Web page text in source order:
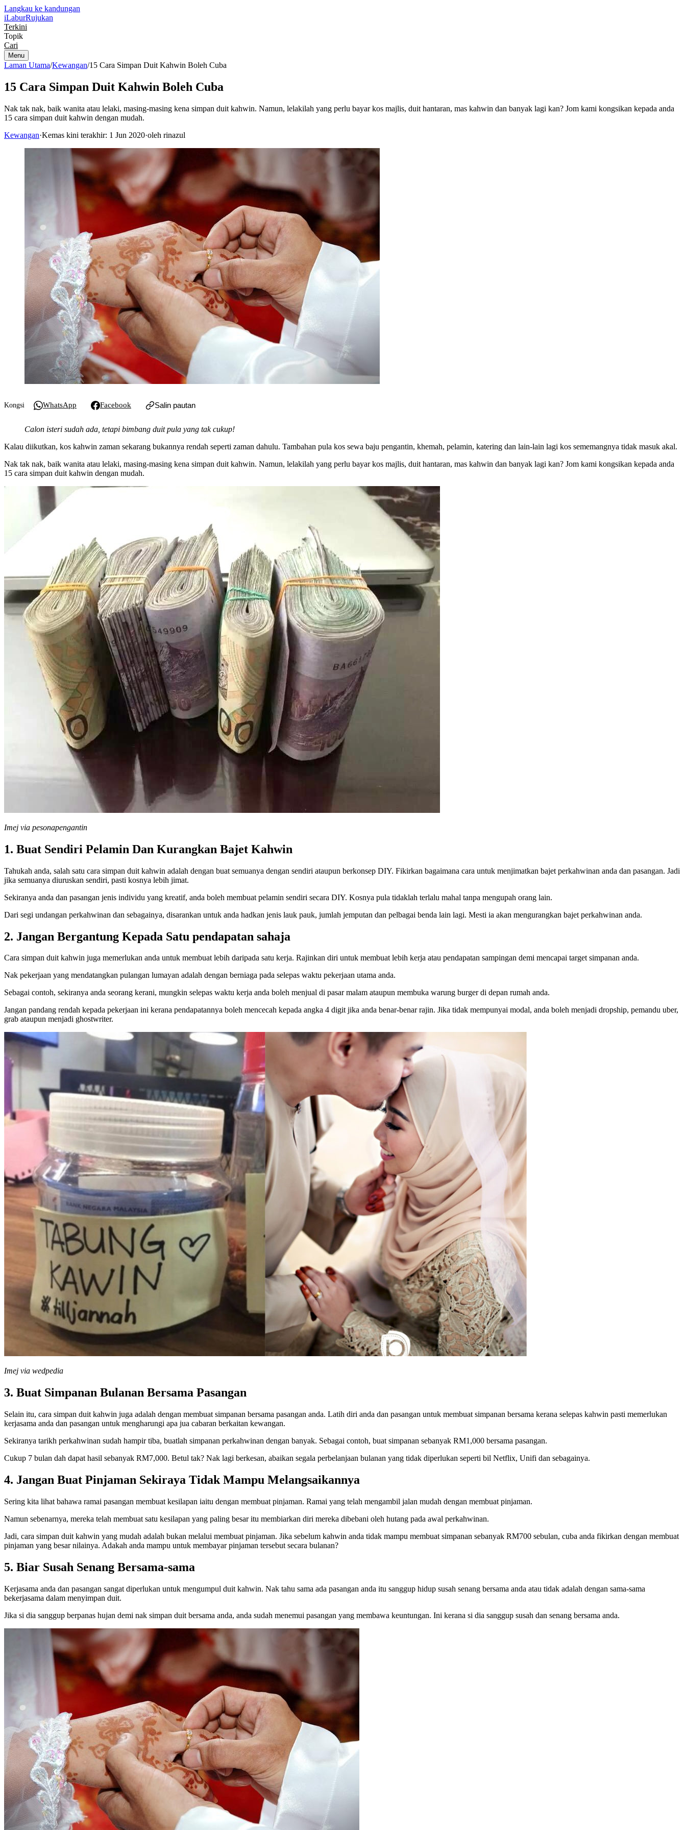
Langkau ke kandungan
iLaburRujukan
Terkini
Topik
Cari
Menu
Laman Utama/Kewangan/15 Cara Simpan Duit Kahwin Boleh Cuba
15 Cara Simpan Duit Kahwin Boleh Cuba
Nak tak nak, baik wanita atau lelaki, masing-masing kena simpan duit kahwin. Namun, lelakilah yang perlu bayar kos majlis, duit hantaran, mas kahwin dan banyak lagi kan? Jom kami kongsikan kepada anda
15 cara simpan duit kahwin dengan mudah.
Kewangan·Kemas kini terakhir: 1 Jun 2020·oleh rinazul
Kongsi WhatsApp Facebook Salin pautan
Calon isteri sudah ada, tetapi bimbang duit pula yang tak cukup!
Kalau diikutkan, kos kahwin zaman sekarang bukannya rendah seperti zaman dahulu. Tambahan pula kos sewa baju pengantin, khemah, pelamin, katering dan lain-lain lagi kos sememangnya tidak masuk akal.
Nak tak nak, baik wanita atau lelaki, masing-masing kena simpan duit kahwin. Namun, lelakilah yang perlu bayar kos majlis, duit hantaran, mas kahwin dan banyak lagi kan? Jom kami kongsikan kepada anda
15 cara simpan duit kahwin dengan mudah.
Imej via pesonapengantin
1. Buat Sendiri Pelamin Dan Kurangkan Bajet Kahwin
Tahukah anda, salah satu cara simpan duit kahwin adalah dengan buat semuanya dengan sendiri ataupun berkonsep DIY. Fikirkan bagaimana cara untuk menjimatkan bajet perkahwinan anda dan pasangan. Jadi
jika semuanya diuruskan sendiri, pasti kosnya lebih jimat.
Sekiranya anda dan pasangan jenis individu yang kreatif, anda boleh membuat pelamin sendiri secara DIY. Kosnya pula tidaklah terlalu mahal tanpa mengupah orang lain.
Dari segi undangan perkahwinan dan sebagainya, disarankan untuk anda hadkan jenis lauk pauk, jumlah jemputan dan pelbagai benda lain lagi. Mesti ia akan mengurangkan bajet perkahwinan anda.
2. Jangan Bergantung Kepada Satu pendapatan sahaja
Cara simpan duit kahwin juga memerlukan anda untuk membuat lebih daripada satu kerja. Rajinkan diri untuk membuat lebih kerja atau pendapatan sampingan demi mencapai target simpanan anda.
Nak pekerjaan yang mendatangkan pulangan lumayan adalah dengan berniaga pada selepas waktu pekerjaan utama anda.
Sebagai contoh, sekiranya anda seorang kerani, mungkin selepas waktu kerja anda boleh menjual di pasar malam ataupun membuka warung burger di depan rumah anda.
Jangan pandang rendah kepada pekerjaan ini kerana pendapatannya boleh mencecah kepada angka 4 digit jika anda benar-benar rajin. Jika tidak mempunyai modal, anda boleh menjadi dropship, pemandu uber,
grab ataupun menjadi ghostwriter.
Imej via wedpedia
3. Buat Simpanan Bulanan Bersama Pasangan
Selain itu, cara simpan duit kahwin juga adalah dengan membuat simpanan bersama pasangan anda. Latih diri anda dan pasangan untuk membuat simpanan bersama kerana selepas kahwin pasti memerlukan
kerjasama anda dan pasangan untuk mengharungi apa jua cabaran berkaitan kewangan.
Sekiranya tarikh perkahwinan sudah hampir tiba, buatlah simpanan perkahwinan dengan banyak. Sebagai contoh, buat simpanan sebanyak RM1,000 bersama pasangan.
Cukup 7 bulan dah dapat hasil sebanyak RM7,000. Betul tak? Nak lagi berkesan, abaikan segala perbelanjaan bulanan yang tidak diperlukan seperti bil Netflix, Unifi dan sebagainya.
4. Jangan Buat Pinjaman Sekiraya Tidak Mampu Melangsaikannya
Sering kita lihat bahawa ramai pasangan membuat kesilapan iaitu dengan membuat pinjaman. Ramai yang telah mengambil jalan mudah dengan membuat pinjaman.
Namun sebenarnya, mereka telah membuat satu kesilapan yang paling besar itu membiarkan diri mereka dibebani oleh hutang pada awal perkahwinan.
Jadi, cara simpan duit kahwin yang mudah adalah bukan melalui membuat pinjaman. Jika sebelum kahwin anda tidak mampu membuat simpanan sebanyak RM700 sebulan, cuba anda fikirkan dengan membuat
pinjaman yang besar nilainya. Adakah anda mampu untuk membayar pinjaman tersebut secara bulanan?
5. Biar Susah Senang Bersama-sama
Kerjasama anda dan pasangan sangat diperlukan untuk mengumpul duit kahwin. Nak tahu sama ada pasangan anda itu sanggup hidup susah senang bersama anda atau tidak adalah dengan sama-sama
bekerjasama dalam menyimpan duit.
Jika si dia sanggup berpanas hujan demi nak simpan duit bersama anda, anda sudah menemui pasangan yang membawa keuntungan. Ini kerana si dia sanggup susah dan senang bersama anda.